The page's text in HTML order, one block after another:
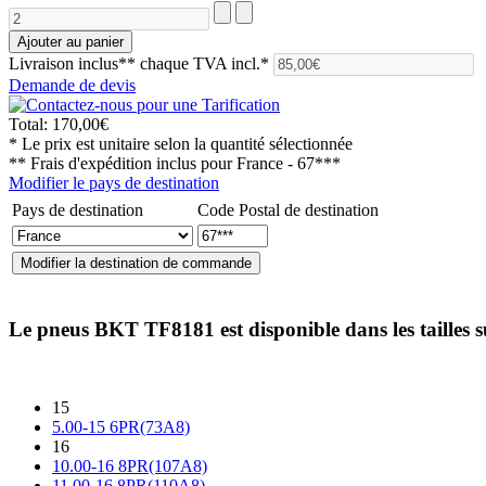
Livraison inclus** chaque TVA incl.*
Demande de devis
Total: 170,00€
* Le prix est unitaire selon la quantité sélectionnée
** Frais d'expédition inclus pourFrance - 67***
Modifier le pays de destination
Pays de destination
Code Postal de destination
Le pneus BKT TF8181 est disponible dans les tailles
15
5.00-15 6PR(73A8)
16
10.00-16 8PR(107A8)